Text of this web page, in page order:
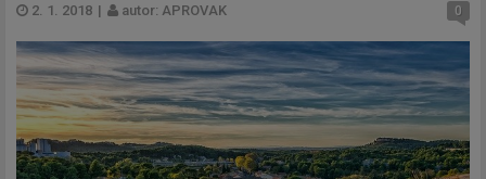
2. 1. 2018 | autor: APROVAK 0